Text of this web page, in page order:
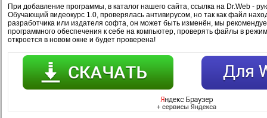
При добавление программы, в каталог нашего сайта, ссылка на Dr.Web -
Обучающий видеокурс 1.0, проверялась антивирусом, но так как файл
разработчика или издателя софта, он может быть изменён, мы
программного обеспечения к себе на компьютер, проверять файлы в
откроется в новом окне и будет проверена!